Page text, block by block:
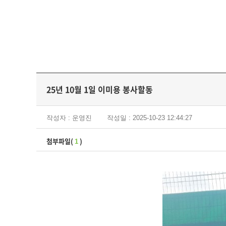
25년 10월 1일 이미용 봉사할동
작성자 : 운영진 작성일 : 2025-10-23 12:44:27
첨부파일( 1 )